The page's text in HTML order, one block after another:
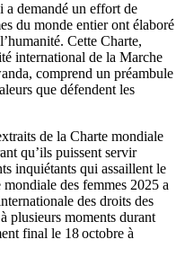
a demandé un effort de
du monde entier ont élaboré
Cette Charte,
international de la Marche
comprend un préambule
que défendent les
de la Charte mondiale
qu’ils puissent servir
inquiétants qui assaillent le
des femmes 2025 a
des droits des
plusieurs moments durant
final le 18 octobre à